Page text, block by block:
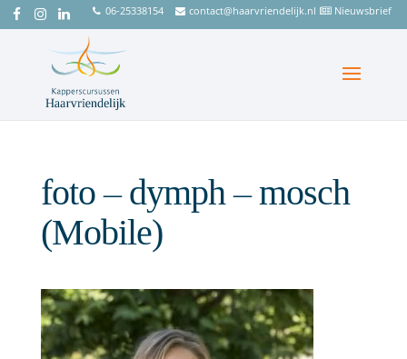
06-25338154 contact@haarvriendelijk.nl Nieuwsbrief
foto – dymph – mosch
(Mobile)